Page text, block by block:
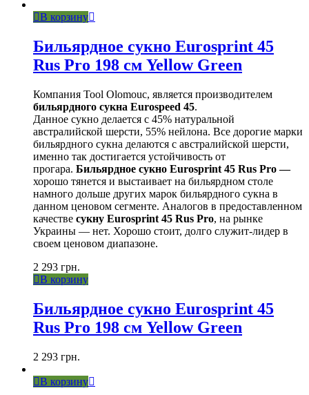
В корзину
Бильярдное сукно Eurosprint 45
Rus Pro 198 см Yellow Green
Компания Tool Olomouc, является производителем
бильярдного сукна Eurospeed 45.
Данное сукно делается с 45% натуральной
австралийской шерсти, 55% нейлона. Все дорогие марки
бильярдного сукна делаются с австралийской шерсти,
именно так достигается устойчивость от
прогара. Бильярдное сукно Eurosprint 45 Rus Pro —
хорошо тянется и выстаивает на бильярдном столе
намного дольше других марок бильярдного сукна в
данном ценовом сегменте. Аналогов в предоставленном
качестве сукну Eurosprint 45 Rus Pro, на рынке
Украины — нет. Хорошо стоит, долго служит-лидер в
своем ценовом диапазоне.
2 293 грн.
В корзину
Бильярдное сукно Eurosprint 45
Rus Pro 198 см Yellow Green
2 293 грн.
В корзину